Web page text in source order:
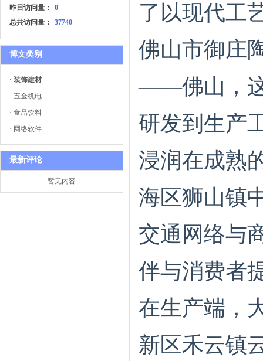
昨日访问量：
0
总共访问量：
37740
博文类别
· 装饰建材
· 五金机电
· 食品饮料
· 网络软件
最新评论
暂无内容
了以现代工
佛山市御庄
——佛山，这
研发到生产
浸润在成熟
海区狮山镇
交通网络与
伴与消费者
在生产端，
新区禾云镇